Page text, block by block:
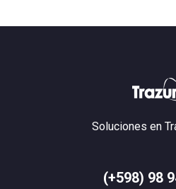
Soluciones en
(+598) 98